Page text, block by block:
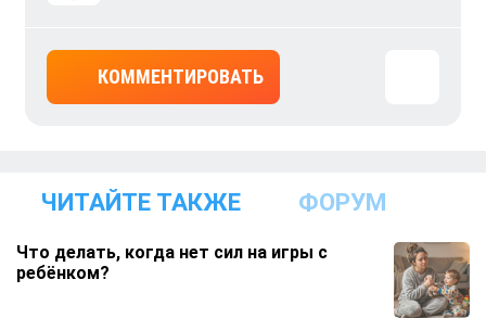
КОММЕНТИРОВАТЬ
ЧИТАЙТЕ ТАКЖЕ ФОРУМ
Что делать, когда нет сил на игры с
ребёнком?